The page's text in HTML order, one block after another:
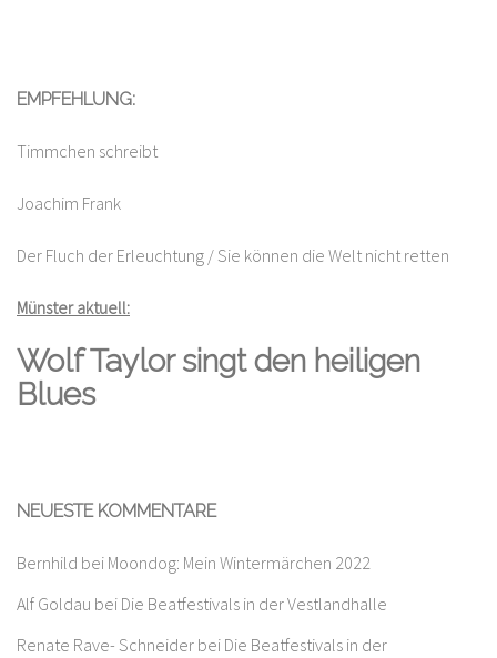
EMPFEHLUNG:
Timmchen schreibt
Joachim Frank
Der Fluch der Erleuchtung / Sie können die Welt nicht retten
Münster aktuell:
Wolf Taylor singt den heiligen
Blues
NEUESTE KOMMENTARE
Bernhild bei Moondog: Mein Wintermärchen 2022
Alf Goldau bei Die Beatfestivals in der Vestlandhalle
Renate Rave- Schneider bei Die Beatfestivals in der